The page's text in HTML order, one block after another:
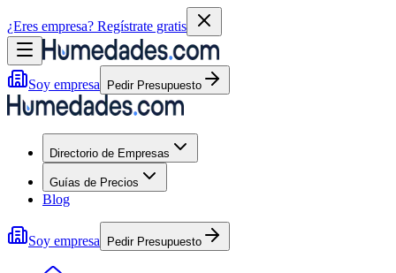
¿Eres empresa? Regístrate gratis
Soy empresa Pedir Presupuesto
Directorio de Empresas
Guías de Precios
Blog
Soy empresa Pedir Presupuesto